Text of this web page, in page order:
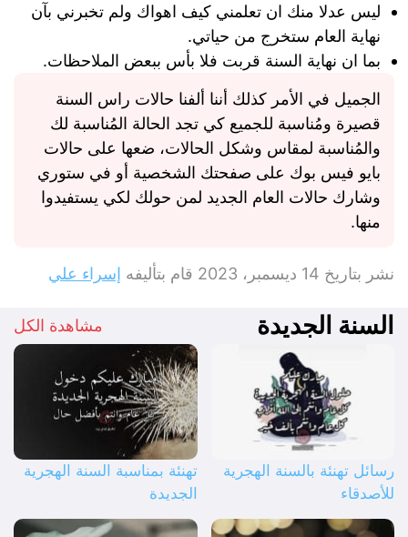
ليس عدلا منك ان تعلمني كيف اهواك ولم تخبرني بآن
نهاية العام ستخرج من حياتي.
بما ان نهاية السنة قربت فلا بأس ببعض الملاحظات.
الجميل في الأمر كذلك أننا ألفنا حالات راس السنة
قصيرة ومُناسبة للجميع كي تجد الحالة المُناسبة لك
والمُناسبة لمقاس وشكل الحالات، ضعها على حالات
بايو فيس بوك على صفحتك الشخصية أو في ستوري
وشارك حالات العام الجديد لمن حولك لكي يستفيدوا
منها.
نشر بتاريخ 14 ديسمبر، 2023 قام بتأليفه إسراء علي
السنة الجديدة مشاهدة الكل
رسائل تهنئة بالسنة الهجرية
للأصدقاء
تهنئة بمناسبة السنة الهجرية
الجديدة